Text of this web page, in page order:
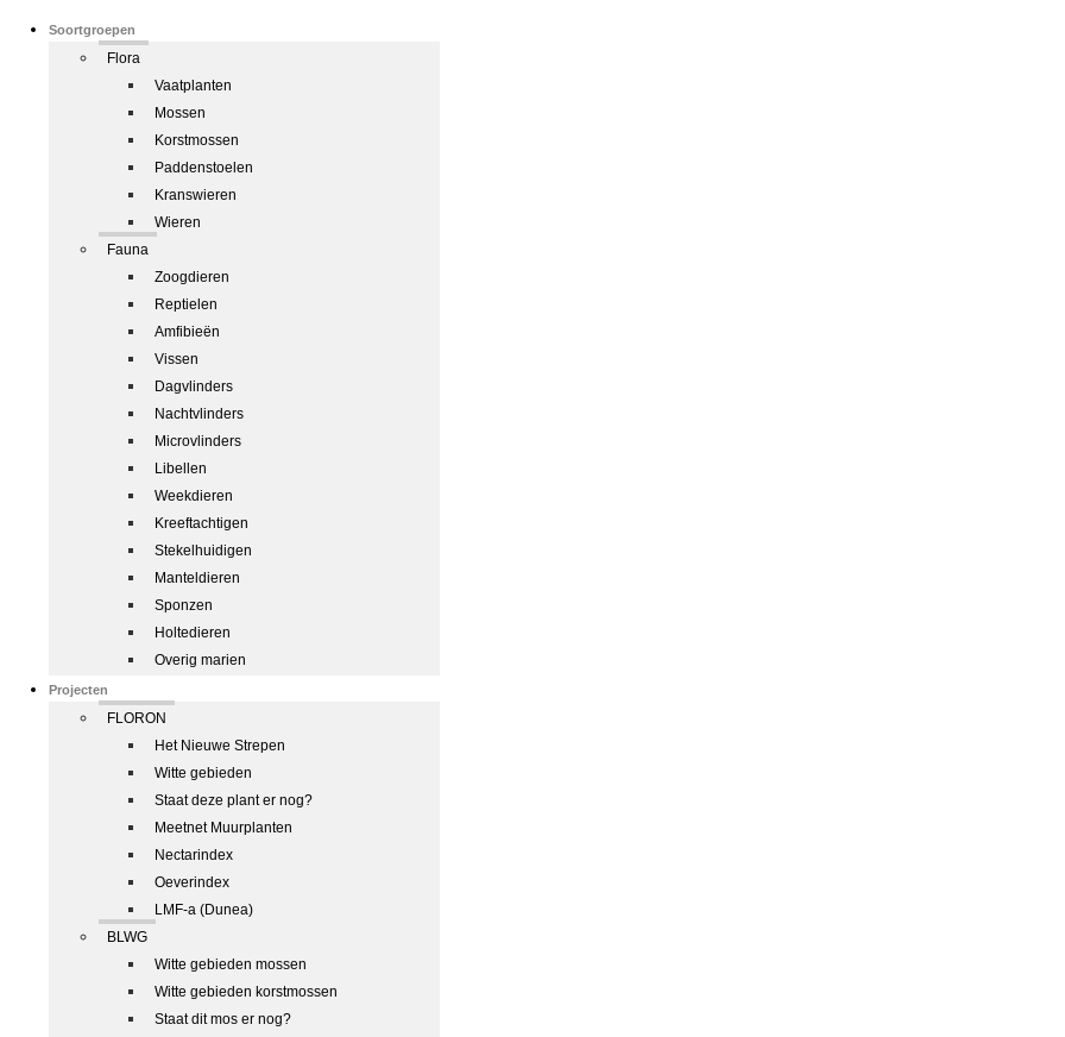
Soortgroepen
Flora
Vaatplanten
Mossen
Korstmossen
Paddenstoelen
Kranswieren
Wieren
Fauna
Zoogdieren
Reptielen
Amfibieën
Vissen
Dagvlinders
Nachtvlinders
Microvlinders
Libellen
Weekdieren
Kreeftachtigen
Stekelhuidigen
Manteldieren
Sponzen
Holtedieren
Overig marien
Projecten
FLORON
Het Nieuwe Strepen
Witte gebieden
Staat deze plant er nog?
Meetnet Muurplanten
Nectarindex
Oeverindex
LMF-a (Dunea)
BLWG
Witte gebieden mossen
Witte gebieden korstmossen
Staat dit mos er nog?